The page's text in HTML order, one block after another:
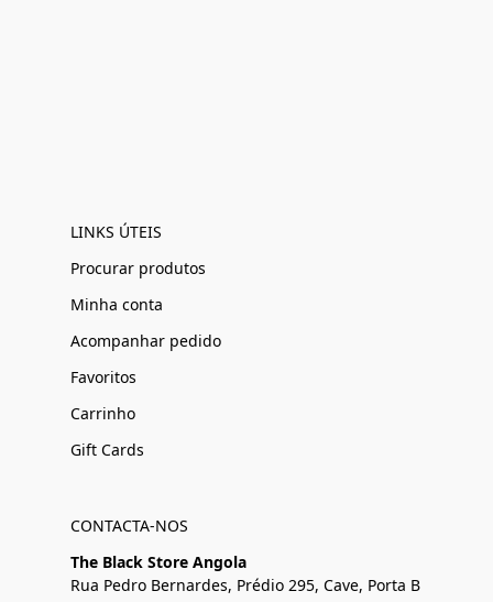
LINKS ÚTEIS
Procurar produtos
Minha conta
Acompanhar pedido
Favoritos
Carrinho
Gift Cards
CONTACTA-NOS
The Black Store Angola
Rua Pedro Bernardes, Prédio 295, Cave, Porta B